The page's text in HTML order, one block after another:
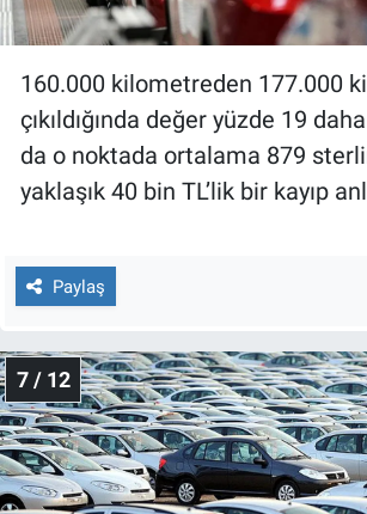
160.000 kilometreden 177.000
çıkıldığında değer yüzde 19
da o noktada ortalama 879
yaklaşık 40 bin TL’lik bir kayıp
Paylaş
7 / 12